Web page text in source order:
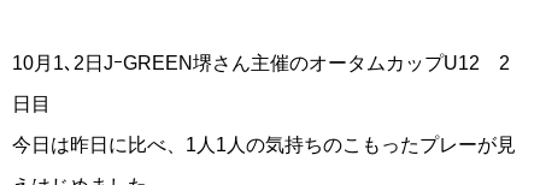
10月1､2日JｰGREEN堺さん主催のオータムカップU12 2
日目
今日は昨日に比べ、1人1人の気持ちのこもったプレーが見